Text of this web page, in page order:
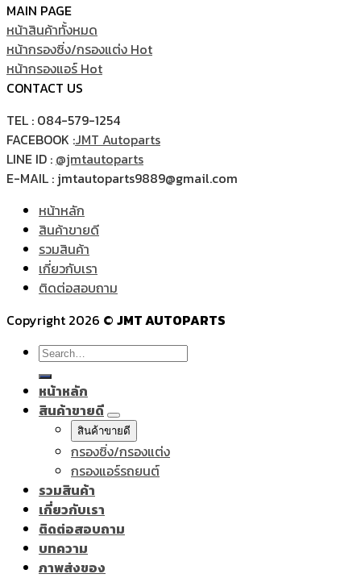
MAIN PAGE
หน้าสินค้าทั้งหมด
หน้ากรองซิ่ง/กรองแต่ง
หน้ากรองแอร์
CONTACT US
TEL : 084-579-1254
FACEBOOK :JMT Autoparts
LINE ID : @jmtautoparts
E-MAIL : jmtautoparts9889@gmail.com
หน้าหลัก
สินค้าขายดี
รวมสินค้า
เกี่ยวกับเรา
ติดต่อสอบถาม
Copyright 2026 © JMT AUTOPARTS
Search
for:
หน้าหลัก
สินค้าขายดี
สินค้าขายดี
กรองซิ่ง/กรองแต่ง
กรองแอร์รถยนต์
รวมสินค้า
เกี่ยวกับเรา
ติดต่อสอบถาม
บทความ
ภาพส่งของ